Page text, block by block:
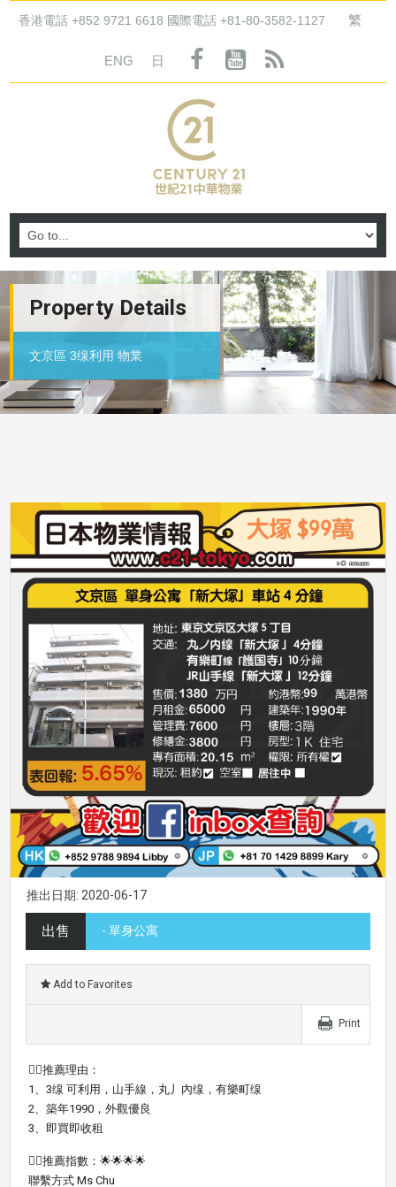
香港電話 +852 9721 6618 國際電話 +81-80-3582-1127 繁
ENG 日
Property Details
文京區 3缐利用 物業
推出日期: 2020-06-17
出售 - 單身公寓
Add to Favorites
Print
👍🏼推薦理由：
1、3缐 可利用，山手線，丸丿內缐，有樂町缐
2、築年1990，外觀優良
3、即買即收租
👍🏻推薦指數：🌟🌟🌟🌟
聯繫方式 Ms Chu